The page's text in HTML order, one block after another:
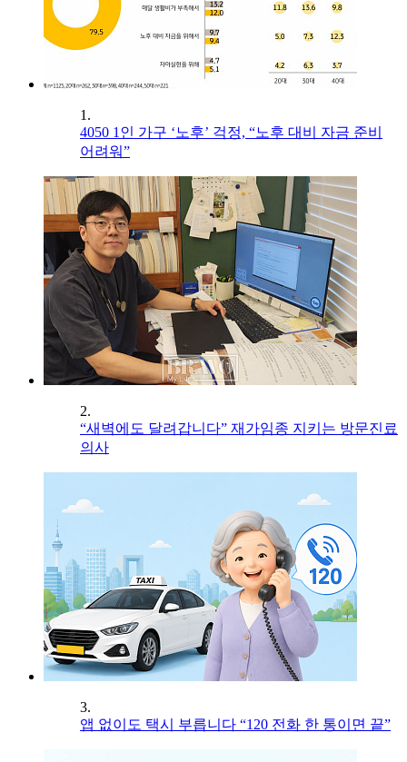
1.
4050 1인 가구 ‘노후’ 걱정, “노후 대비 자금 준비
어려워”
2.
“새벽에도 달려갑니다” 재가임종 지키는 방문진료
의사
3.
앱 없이도 택시 부릅니다 “120 전화 한 통이면 끝”